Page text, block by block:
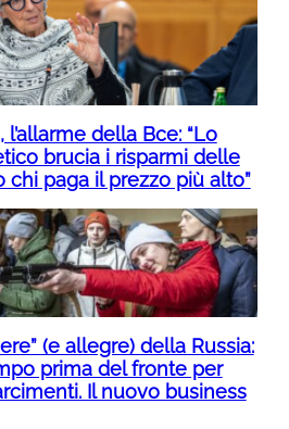
l’allarme della Bce: “Lo
brucia i risparmi delle
chi paga il prezzo più alto”
(e allegre) della Russia:
prima del fronte per
Il nuovo business